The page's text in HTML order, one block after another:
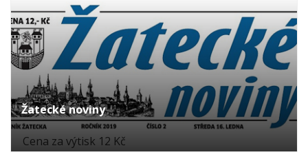
Žatecké noviny
Cena za výtisk 12 Kč